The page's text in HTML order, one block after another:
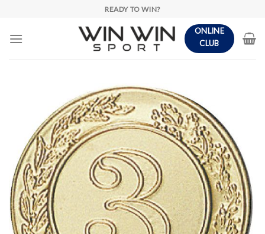
content
READY TO WIN?
ONLINE
CLUB